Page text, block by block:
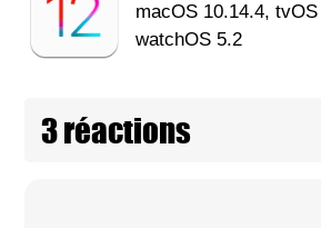
macOS 10.14.4,
watchOS 5.2
3 réactions